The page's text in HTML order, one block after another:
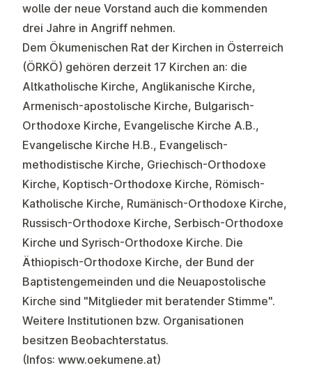
wolle der neue Vorstand auch die kommenden
drei Jahre in Angriff nehmen.
Dem Ökumenischen Rat der Kirchen in Österreich
(ÖRKÖ) gehören derzeit 17 Kirchen an: die
Altkatholische Kirche, Anglikanische Kirche,
Armenisch-apostolische Kirche, Bulgarisch-
Orthodoxe Kirche, Evangelische Kirche A.B.,
Evangelische Kirche H.B., Evangelisch-
methodistische Kirche, Griechisch-Orthodoxe
Kirche, Koptisch-Orthodoxe Kirche, Römisch-
Katholische Kirche, Rumänisch-Orthodoxe Kirche,
Russisch-Orthodoxe Kirche, Serbisch-Orthodoxe
Kirche und Syrisch-Orthodoxe Kirche. Die
Äthiopisch-Orthodoxe Kirche, der Bund der
Baptistengemeinden und die Neuapostolische
Kirche sind "Mitglieder mit beratender Stimme".
Weitere Institutionen bzw. Organisationen
besitzen Beobachterstatus.
(Infos: www.oekumene.at)